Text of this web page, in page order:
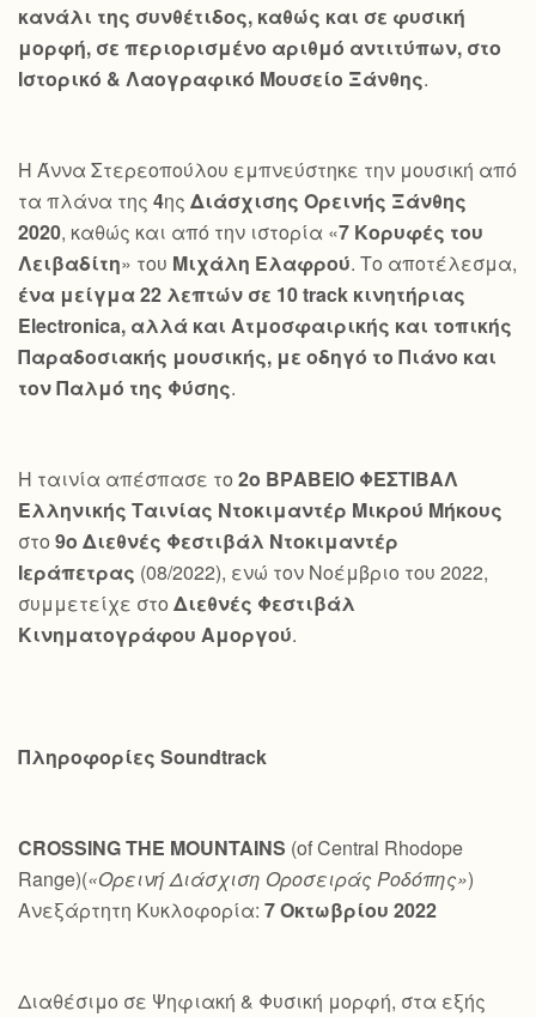
κανάλι της συνθέτιδος, καθώς και σε φυσική
μορφή, σε περιορισμένο αριθμό αντιτύπων, στο
Ιστορικό & Λαογραφικό Μουσείο Ξάνθης.
Η Άννα Στερεοπούλου εμπνεύστηκε την μουσική από
τα πλάνα της 4ης Διάσχισης Ορεινής Ξάνθης
2020, καθώς και από την ιστορία «7 Κορυφές του
Λειβαδίτη» του Μιχάλη Ελαφρού. Το αποτέλεσμα,
ένα μείγμα 22 λεπτών σε 10track κινητήριας
Electronica, αλλά και Ατμοσφαιρικής και τοπικής
Παραδοσιακής μουσικής, με οδηγό το Πιάνο και
τον Παλμό της Φύσης.
Η ταινία απέσπασε το 2ο ΒΡΑΒΕΙΟ ΦΕΣΤΙΒΑΛ
Ελληνικής Ταινίας Ντοκιμαντέρ Μικρού Μήκους
στο 9ο Διεθνές Φεστιβάλ Ντοκιμαντέρ
Ιεράπετρας (08/2022), ενώ τον Νοέμβριο του 2022,
συμμετείχε στο Διεθνές Φεστιβάλ
Κινηματογράφου Αμοργού.
Πληροφορίες Soundtrack
CROSSINGTHE MOUNTAINS (of Central Rhodope
Range)(«Ορεινή Διάσχιση Οροσειράς Ροδόπης»)
Ανεξάρτητη Κυκλοφορία: 7 Οκτωβρίου 2022
Διαθέσιμο σε Ψηφιακή & Φυσική μορφή, στα εξής